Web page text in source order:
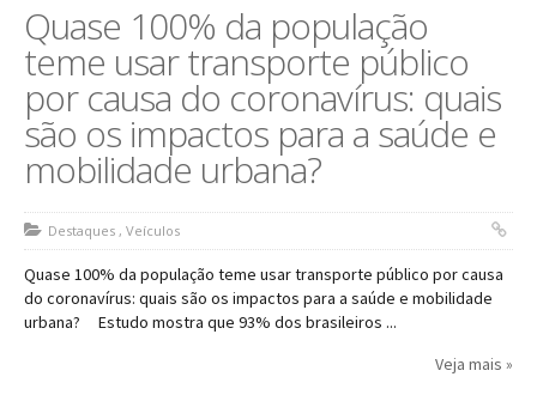
Quase 100% da população
teme usar transporte público
por causa do coronavírus: quais
são os impactos para a saúde e
mobilidade urbana?
Destaques , Veículos
Quase 100% da população teme usar transporte público por causa
do coronavírus: quais são os impactos para a saúde e mobilidade
urbana? Estudo mostra que 93% dos brasileiros ...
Veja mais »